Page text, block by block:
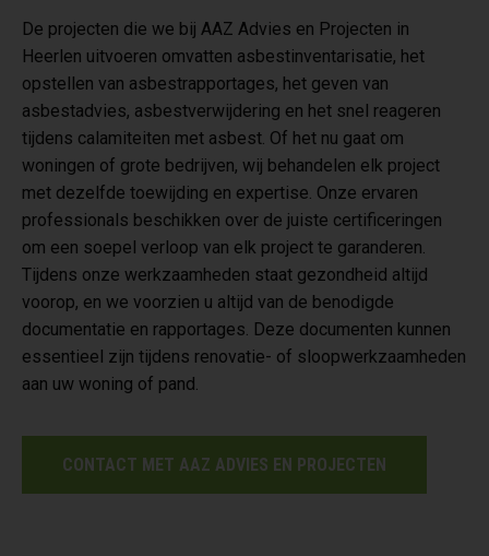
De projecten die we bij AAZ Advies en Projecten in
Heerlen uitvoeren omvatten asbestinventarisatie, het
opstellen van asbestrapportages, het geven van
asbestadvies, asbestverwijdering en het snel reageren
tijdens calamiteiten met asbest. Of het nu gaat om
woningen of grote bedrijven, wij behandelen elk project
met dezelfde toewijding en expertise. Onze ervaren
professionals beschikken over de juiste certificeringen
om een soepel verloop van elk project te garanderen.
Tijdens onze werkzaamheden staat gezondheid altijd
voorop, en we voorzien u altijd van de benodigde
documentatie en rapportages. Deze documenten kunnen
essentieel zijn tijdens renovatie- of sloopwerkzaamheden
aan uw woning of pand.
CONTACT MET AAZ ADVIES EN PROJECTEN